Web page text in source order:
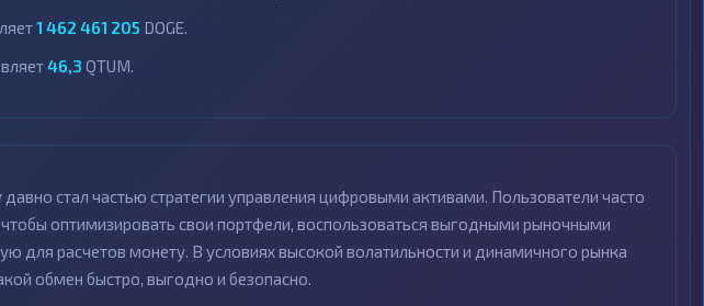
1 462 461 205 DOGE.
46,3 QTUM.
стал частью стратегии управления цифровыми активами. Пользователи часто
оптимизировать свои портфели, воспользоваться выгодными рыночными
для расчетов монету. В условиях высокой волатильности и динамичного рынка
обмен быстро, выгодно и безопасно.